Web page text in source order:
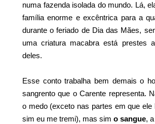
numa fazenda isolada do mundo. Lá,
família enorme e excêntrica para a
durante o feriado de Dia das Mães,
uma criatura macabra está prestes
deles.
Esse conto trabalha bem demais o
sangrento que o Carente representa.
o medo (exceto nas partes em que ele
sim eu me tremi), mas sim o sangue,